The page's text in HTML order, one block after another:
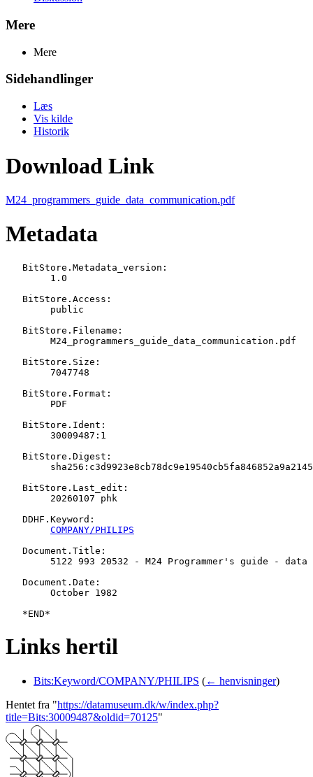
Mere
Mere
Sidehandlinger
Læs
Vis kilde
Historik
Download Link
M24_programmers_guide_data_communication.pdf
Metadata
   BitStore.Metadata_version:
   BitStore.Access:
   BitStore.Filename:
   BitStore.Size:
   BitStore.Format:
   BitStore.Ident:
   BitStore.Digest:
   BitStore.Last_edit:
   DDHF.Keyword:
COMPANY/PHILIPS
   Document.Title:
   Document.Date:
Links hertil
Bits:Keyword/COMPANY/PHILIPS (← henvisninger)
Hentet fra "https://datamuseum.dk/w/index.php?
title=Bits:30009487&oldid=70125"